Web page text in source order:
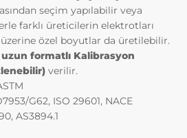
seçim yapılabilir veya
farklı üreticilerin elektrotları
üzerine özel boyutlar da üretilebilir.
uzun formatlı Kalibrasyon
verilir.
G62, ISO 29601, NACE
AS3894.1
aracılığıyla cihazınıza
depolanan küçük
Sitede tercih ettiğiniz
içeren bu küçük metin
sonraki ziyaretinizde
ve sitedeki
için
yapmamıza